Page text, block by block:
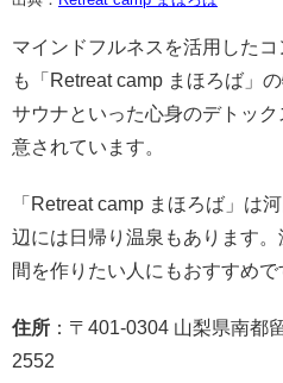
マインドフルネスを活用した
も「Retreat camp まほろば」
サウナといった心身のデトッ
意されています。
「Retreat camp まほろば」は
辺には日帰り温泉もあります
間を作りたい人にもおすすめで
住所 ：〒401-0304 山梨県南都
2552